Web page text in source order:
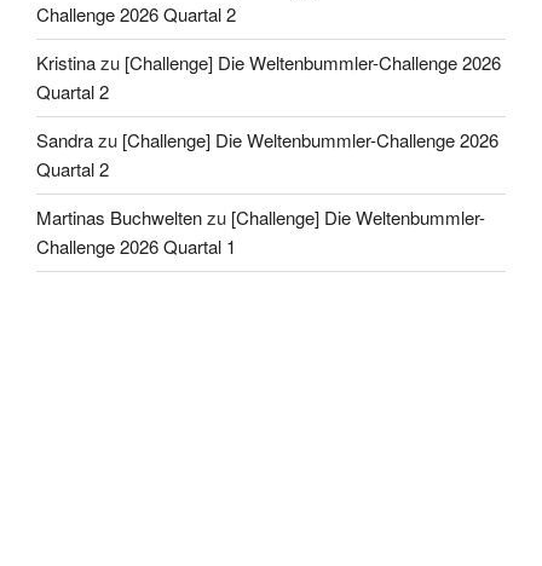
Challenge 2026 Quartal 2
Kristinazu [Challenge] Die Weltenbummler-Challenge 2026
Quartal 2
Sandrazu [Challenge] Die Weltenbummler-Challenge 2026
Quartal 2
Martinas Buchweltenzu [Challenge] Die Weltenbummler-
Challenge 2026 Quartal 1